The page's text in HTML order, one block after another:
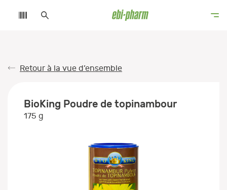
Retour à la vue d’ensemble
BioKing Poudre de topinambour
175 g